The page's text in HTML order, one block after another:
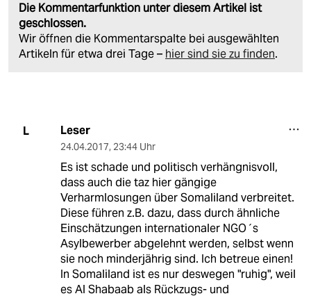
Die Kommentarfunktion unter diesem Artikel ist
geschlossen.
Wir öffnen die Kommentarspalte bei ausgewählten
Artikeln für etwa drei Tage – hier sind sie zu finden.
L Leser
24.04.2017, 23:44 Uhr
Es ist schade und politisch verhängnisvoll,
dass auch die taz hier gängige
Verharmlosungen über Somaliland verbreitet.
Diese führen z.B. dazu, dass durch ähnliche
Einschätzungen internationaler NGO´s
Asylbewerber abgelehnt werden, selbst wenn
sie noch minderjährig sind. Ich betreue einen!
In Somaliland ist es nur deswegen "ruhig", weil
es Al Shabaab als Rückzugs- und